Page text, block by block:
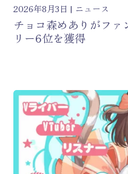
2026年8月3日 ニュース
チョコ森めありがファ
リー6位を獲得